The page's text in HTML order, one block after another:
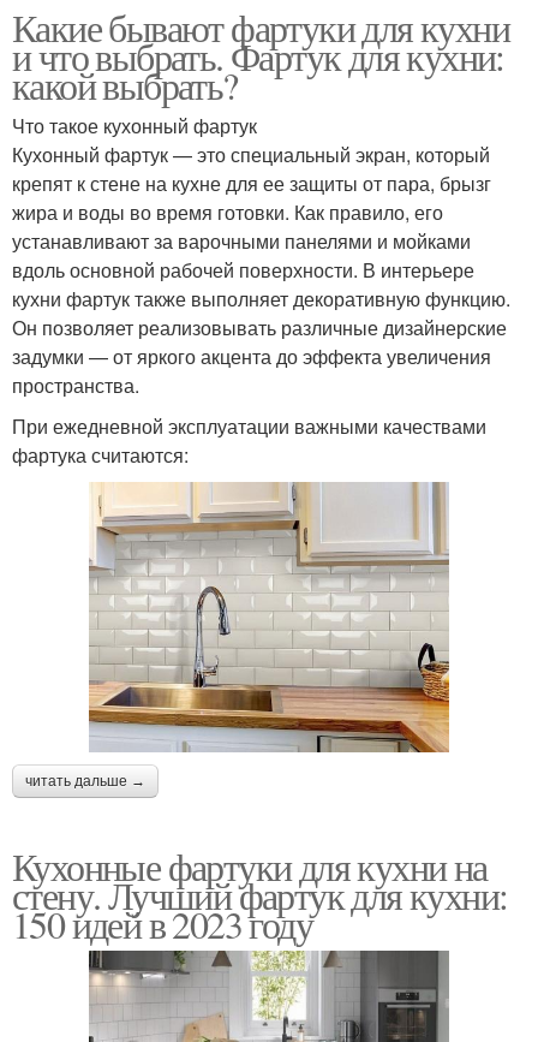
Какие бывают фартуки для кухни
и что выбрать. Фартук для кухни:
какой выбрать?
Что такое кухонный фартук
Кухонный фартук — это специальный экран, который
крепят к стене на кухне для ее защиты от пара, брызг
жира и воды во время готовки. Как правило, его
устанавливают за варочными панелями и мойками
вдоль основной рабочей поверхности. В интерьере
кухни фартук также выполняет декоративную функцию.
Он позволяет реализовывать различные дизайнерские
задумки — от яркого акцента до эффекта увеличения
пространства.
При ежедневной эксплуатации важными качествами
фартука считаются:
читать дальше →
Кухонные фартуки для кухни на
стену. Лучший фартук для кухни:
150 идей в 2023 году